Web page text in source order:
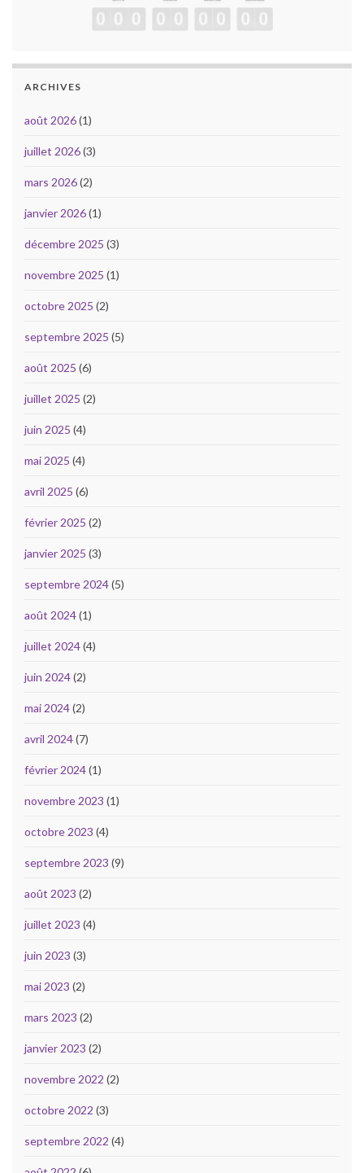
ARCHIVES
août 2026(1)
juillet 2026(3)
mars 2026(2)
janvier 2026(1)
décembre 2025 (3)
novembre 2025 (1)
octobre 2025 (2)
septembre 2025 (5)
août 2025 (6)
juillet 2025 (2)
juin 2025 (4)
mai 2025 (4)
avril 2025 (6)
février 2025 (2)
janvier 2025 (3)
septembre 2024(5)
août 2024(1)
juillet 2024(4)
juin 2024(2)
mai 2024(2)
avril 2024(7)
février 2024(1)
novembre 2023 (1)
octobre 2023 (4)
septembre 2023 (9)
août 2023 (2)
juillet 2023 (4)
juin 2023 (3)
mai 2023 (2)
mars 2023 (2)
janvier 2023 (2)
novembre 2022 (2)
octobre 2022 (3)
septembre 2022 (4)